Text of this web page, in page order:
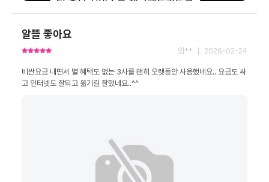
알뜰 좋아요
임** ｜ 2026-02-24
비싼요금 내면서 별 혜택도 없는 3사를 괜히 오랫동안 사용했네요.. 요금도 싸
고 인터넷도 잘되고 옮기길 잘했네요..^^